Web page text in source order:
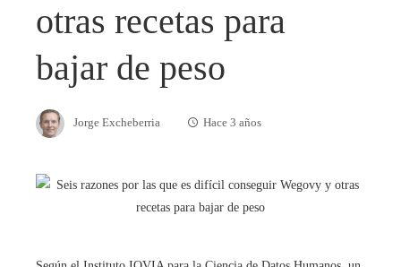
otras recetas para
bajar de peso
Jorge Excheberria Hace 3 años